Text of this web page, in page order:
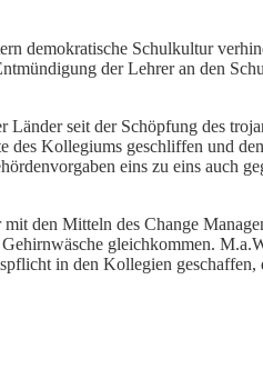
demokratische Schulkultur
der Lehrer an den
seit der Schöpfung des
des Kollegiums geschliffen und
eins zu eins auch
den Mitteln des Change
gleichkommen.
in den Kollegien geschaffen,